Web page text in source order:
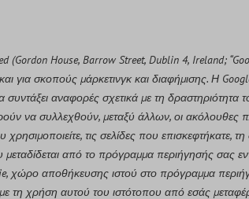
House, Barrow Street, Dublin 4, Ireland;
σκοπούς μάρκετινγκ και διαφήμισης. Η
αναφορές σχετικά με τη δραστηριότητα
να συλλεχθούν, μεταξύ άλλων, οι
τις σελίδες που επισκεφτήκατε,
από το πρόγραμμα περιήγησής σας
χώρο αποθήκευσης ιστού στο πρόγραμμα
χρήση αυτού του ιστότοπου από εσάς